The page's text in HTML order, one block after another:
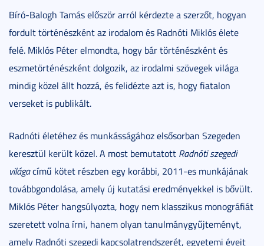
Bíró-Balogh Tamás először arról kérdezte a szerzőt, hogyan
fordult történészként az irodalom és Radnóti Miklós élete
felé. Miklós Péter elmondta, hogy bár történészként és
eszmetörténészként dolgozik, az irodalmi szövegek világa
mindig közel állt hozzá, és felidézte azt is, hogy fiatalon
verseket is publikált.
Radnóti életéhez és munkásságához elsősorban Szegeden
keresztül került közel. A most bemutatott Radnóti szegedi
világacímű kötet részben egy korábbi, 2011-es munkájának
továbbgondolása, amely új kutatási eredményekkel is bővült.
Miklós Péter hangsúlyozta, hogy nem klasszikus monográfiát
szeretett volna írni, hanem olyan tanulmánygyűjteményt,
amely Radnóti szegedi kapcsolatrendszerét, egyetemi éveit